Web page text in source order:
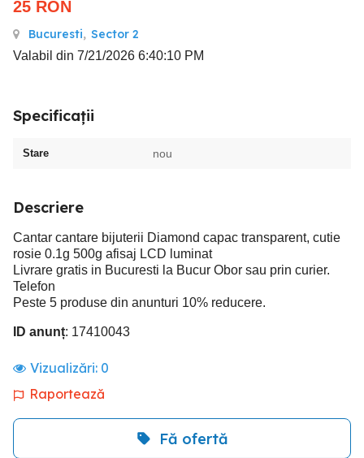
25 RON
Bucuresti, Sector 2
Valabil din 7/21/2026 6:40:10 PM
Specificații
Stare nou
Descriere
Cantar cantare bijuterii Diamond capac transparent, cutie
rosie 0.1g 500g afisaj LCD luminat
Livrare gratis in Bucuresti la Bucur Obor sau prin curier.
Telefon
Peste 5 produse din anunturi 10% reducere.
ID anunț: 17410043
Vizualizări: 0
Raportează
Fă ofertă